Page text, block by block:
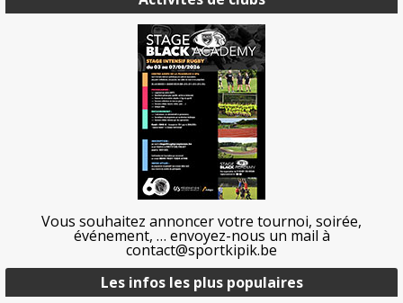
Vous souhaitez annoncer votre tournoi, soirée,
événement, … envoyez-nous un mail à
contact@sportkipik.be
Les infos les plus populaires